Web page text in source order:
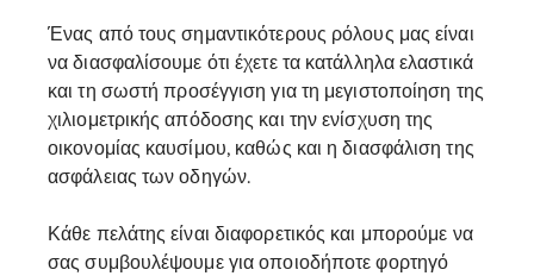
Ένας από τους σημαντικότερους ρόλους μας είναι
να διασφαλίσουμε ότι έχετε τα κατάλληλα ελαστικά
και τη σωστή προσέγγιση για τη μεγιστοποίηση της
χιλιομετρικής απόδοσης και την ενίσχυση της
οικονομίας καυσίμου, καθώς και η διασφάλιση της
ασφάλειας των οδηγών.
Κάθε πελάτης είναι διαφορετικός και μπορούμε να
σας συμβουλέψουμε για οποιοδήποτε φορτηγό